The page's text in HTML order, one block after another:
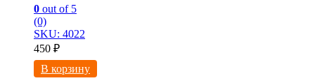
0 out of 5
(0)
SKU: 4022
450 ₽
В корзину